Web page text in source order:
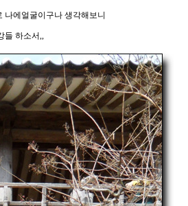
에얼굴이구나 생각해보니
들 하소서,,